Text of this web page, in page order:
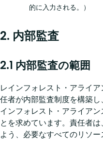
的に入力される。）
2. 内部監査
2.1 内部監査の範囲
レインフォレスト・アライ
任者が内部監査制度を構築
インフォレスト・アライア
とを求めています。責任者
よう、必要なすべてのリソー